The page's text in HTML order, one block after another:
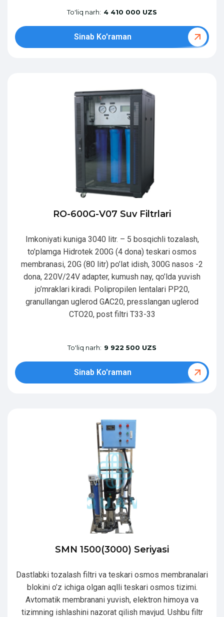
To'liq narh: 4 410 000 UZS
Sinab Ko'raman
RO-600G-V07 Suv Filtrlari
Imkoniyati kuniga 3040 litr. – 5 bosqichli tozalash,
to’plamga Hidrotek 200G (4 dona) teskari osmos
membranasi, 20G (80 litr) po’lat idish, 300G nasos -2
dona, 220V/24V adapter, kumush nay, qo’lda yuvish
jo’mraklari kiradi. Polipropilen lentalari PP20,
granullangan uglerod GAC20, presslangan uglerod
CTO20, post filtri T33-33
To'liq narh: 9 922 500 UZS
Sinab Ko'raman
SMN 1500(3000) Seriyasi
Dastlabki tozalash filtri va teskari osmos membranalari
blokini o’z ichiga olgan aqlli teskari osmos tizimi.
Avtomatik membranani yuvish, elektron himoya va
tizimning ishlashini nazorat qilish mavjud. Ushbu filtr